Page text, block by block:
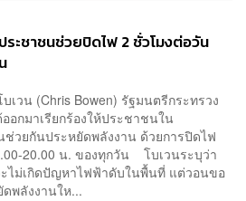
ะชาชนช่วยปิดไฟ 2 ชั่วโมงต่อวัน
วน (Chris Bowen) รัฐมนตรีกระทรวง
อกมาเรียกร้องให้ประชาชนใน
วยกันประหยัดพลังงาน ด้วยการปิดไฟ
20.00 น. ของทุกวัน โบเวนระบุว่า
ะไม่เกิดปัญหาไฟฟ้าดับในพื้นที่ แต่วอนขอ
พลังงานให...